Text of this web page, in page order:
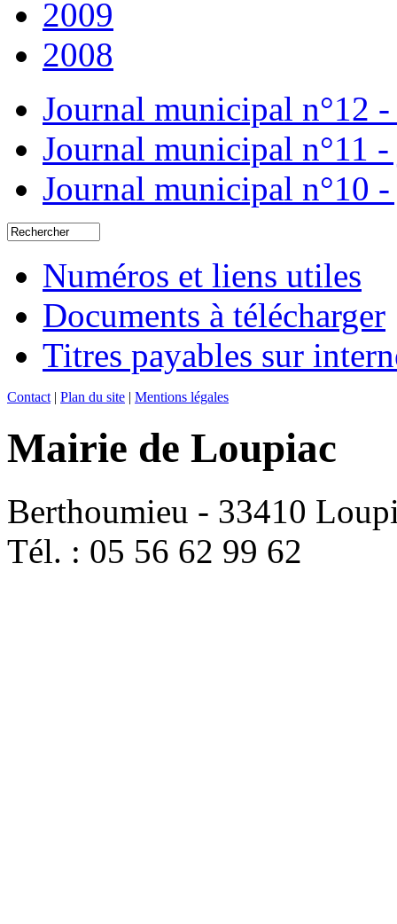
2009
2008
Journal municipal n°12
Journal municipal n°11
Journal municipal n°10
Numéros et liens utiles
Documents à télécharger
Titres payables sur
Contact | Plan du site | Mentions légales
Mairie de Loupiac
Berthoumieu - 33410
Tél. : 05 56 62 99 62